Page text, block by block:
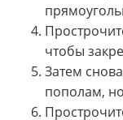
чтобы
Затем
пополам,